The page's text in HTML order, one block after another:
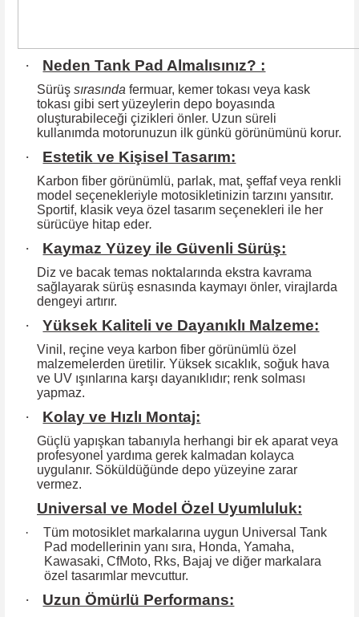
· Neden Tank Pad Almalısınız? :
Sürüş sırasında fermuar, kemer tokası veya kask
tokası gibi sert yüzeylerin depo boyasında
oluşturabileceği çizikleri önler. Uzun süreli
kullanımda motorunuzun ilk günkü görünümünü korur.
· Estetik ve Kişisel Tasarım:
Karbon fiber görünümlü, parlak, mat, şeffaf veya renkli
model seçenekleriyle motosikletinizin tarzını yansıtır.
Sportif, klasik veya özel tasarım seçenekleri ile her
sürücüye hitap eder.
· Kaymaz Yüzey ile Güvenli Sürüş:
Diz ve bacak temas noktalarında ekstra kavrama
sağlayarak sürüş esnasında kaymayı önler, virajlarda
dengeyi artırır.
· Yüksek Kaliteli ve Dayanıklı Malzeme:
Vinil, reçine veya karbon fiber görünümlü özel
malzemelerden üretilir. Yüksek sıcaklık, soğuk hava
ve UV ışınlarına karşı dayanıklıdır; renk solması
yapmaz.
· Kolay ve Hızlı Montaj:
Güçlü yapışkan tabanıyla herhangi bir ek aparat veya
profesyonel yardıma gerek kalmadan kolayca
uygulanır. Söküldüğünde depo yüzeyine zarar
vermez.
Universal ve Model Özel Uyumluluk:
·
Tüm motosiklet markalarına uygun Universal Tank
Pad modellerinin yanı sıra, Honda, Yamaha,
Kawasaki, CfMoto, Rks, Bajaj ve diğer markalara
özel tasarımlar mevcuttur.
· Uzun Ömürlü Performans: